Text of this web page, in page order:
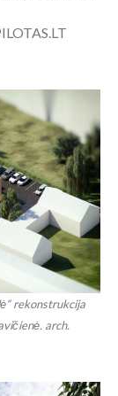
rekonstrukcija
arch.